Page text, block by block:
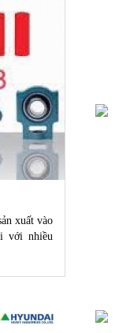
xuất vào
với nhiều